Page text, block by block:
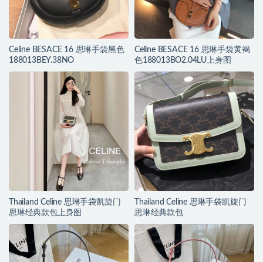
Celine BESACE 16 思琳手袋黑色
188013BEY.38NO
Celine BESACE 16 思琳手袋黄褐
色188013BO2.04LU上身图
Thailand Celine 思琳手袋凯旋门
思琳经典款包上身图
Thailand Celine 思琳手袋凯旋门
思琳经典款包